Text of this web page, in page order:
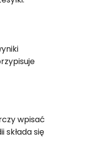
wpisać
składa się